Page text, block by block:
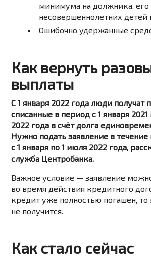
минимума на должника, его
несовершеннолетних
Ошибочно удержанные
Как вернуть
выплаты
С 1 января 2022 года люди получат
списанные в период с 1 января 2021
2022 года в счёт долга
Нужно подать заявление в
с 1 января по 1 июля 2022 года,
служба Центробанка.
Важное условие — заявление
во время действия кредитного
кредит уже полностью погашен, то
не получится.
Как стало сейчас